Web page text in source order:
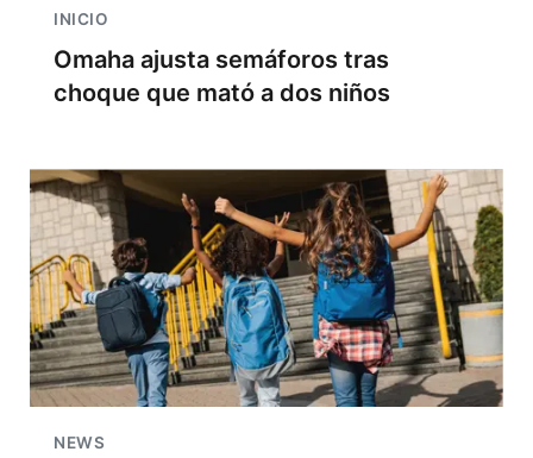
INICIO
Omaha ajusta semáforos tras
choque que mató a dos niños
NEWS